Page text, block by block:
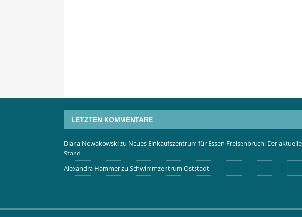
LETZTEN KOMMENTARE
Diana Nowakowskizu Neues Einkaufszentrum für Essen-Freisenbruch: Der aktuelle
Stand
Alexandra Hammerzu Schwimmzentrum Oststadt